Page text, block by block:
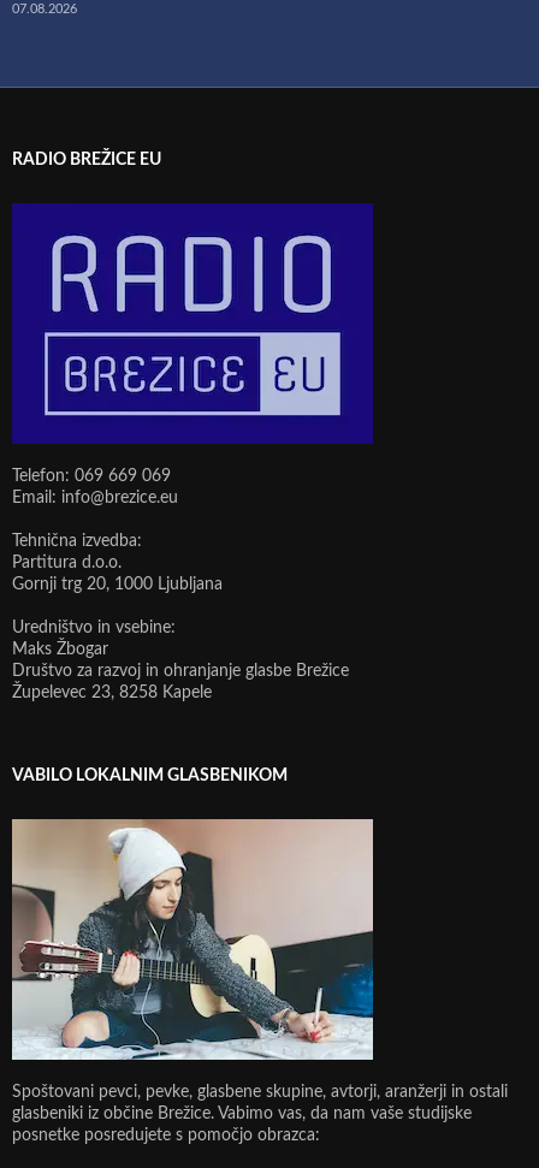
07.08.2026
RADIO BREŽICE EU
Telefon: 069 669 069
Email: info@brezice.eu
Tehnična izvedba:
Partitura d.o.o.
Gornji trg 20, 1000 Ljubljana
Uredništvo in vsebine:
Maks Žbogar
Društvo za razvoj in ohranjanje glasbe Brežice
Župelevec 23, 8258 Kapele
VABILO LOKALNIM GLASBENIKOM
Spoštovani pevci, pevke, glasbene skupine, avtorji, aranžerji in ostali
glasbeniki iz občine Brežice. Vabimo vas, da nam vaše studijske
posnetke posredujete s pomočjo obrazca: